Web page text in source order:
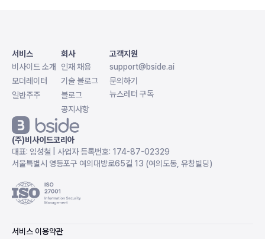
서비스
비사이드 소개
모더레이터
일반주주
회사
인재 채용
기술 블로그
블로그
공지사항
고객지원
support@bside.ai
문의하기
뉴스레터 구독
(주)비사이드코리아
대표: 임성철 | 사업자 등록번호: 174-87-02329
서울특별시 영등포구 여의대방로65길 13 (여의도동, 유창빌딩)
서비스 이용약관